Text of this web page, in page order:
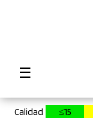
INSTRUCTIVO
☰
Calidad ≤15